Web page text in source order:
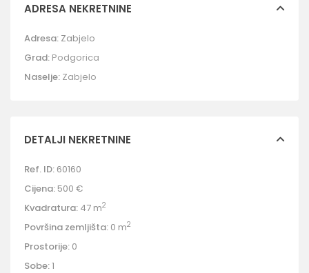
ADRESA NEKRETNINE
Adresa: Zabjelo
Grad: Podgorica
Naselje: Zabjelo
DETALJI NEKRETNINE
Ref. ID: 60160
Cijena: 500 €
Kvadratura: 47 m2
Površina zemljišta: 0 m2
Prostorije: 0
Sobe:1